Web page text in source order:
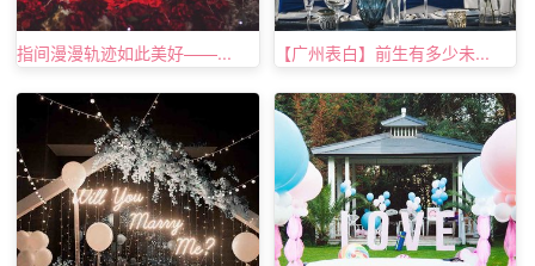
创意求婚：火车上面的求婚
指间漫漫轨迹如此美好——... 【广州表白】前生有多少未...